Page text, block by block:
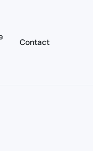
Contact